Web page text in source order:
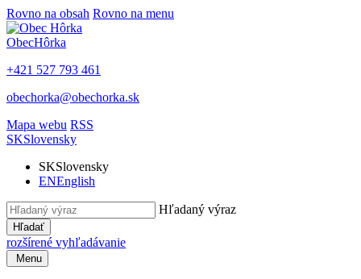
Rovno na obsah Rovno na menu
ObecHôrka
+421 527 793 461
obechorka@obechorka.sk
Mapa webu RSS
SKSlovensky
SKSlovensky
ENEnglish
Hľadaný výraz
Hľadať
rozšírené vyhľadávanie
Menu